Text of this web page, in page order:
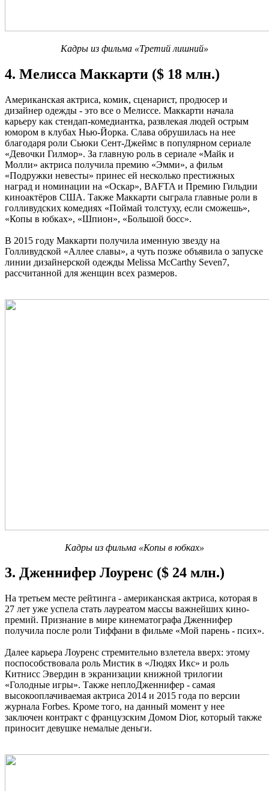
Кадры из фильма «Третий лишний»
4. Мелисса Маккарти ($ 18 млн.)
Американская актриса, комик, сценарист, продюсер и
дизайнер одежды - это все о Мелиссе. Маккарти начала
карьеру как стендап-комедиантка, развлекая людей острым
юмором в клубах Нью-Йорка. Слава обрушилась на нее
благодаря роли Сьюки Сент-Джеймс в популярном сериале
«Девочки Гилмор». За главную роль в сериале «Майк и
Молли» актриса получила премию «Эмми», а фильм
«Подружки невесты» принес ей несколько престижных
наград и номинации на «Оскар», BAFTA и Премию Гильдии
киноактёров США. Также Маккарти сыграла главные роли в
голливудских комедиях «Поймай толстуху, если сможешь»,
«Копы в юбках», «Шпион», «Большой босс».
В 2015 году Маккарти получила именную звезду на
Голливудской «Аллее славы», а чуть позже объявила о запуске
линии дизайнерской одежды Melissa McCarthy Seven7,
рассчитанной для женщин всех размеров.
Кадры из фильма «Копы в юбках»
3. Дженнифер Лоуренс ($ 24 млн.)
На третьем месте рейтинга - американская актриса, которая в
27 лет уже успела стать лауреатом массы важнейших кино-
премий. Признание в мире кинематографа Дженнифер
получила после роли Тиффани в фильме «Мой парень - псих».
Далее карьера Лоуренс стремительно взлетела вверх: этому
поспособствовала роль Мистик в «Людях Икс» и роль
Китнисс Эвердин в экранизации книжной трилогии
«Голодные игры». Также неплоДженнифер - самая
высокооплачиваемая актриса 2014 и 2015 года по версии
журнала Forbes. Кроме того, на данный момент у нее
заключен контракт с французским Домом Dior, который также
приносит девушке немалые деньги.